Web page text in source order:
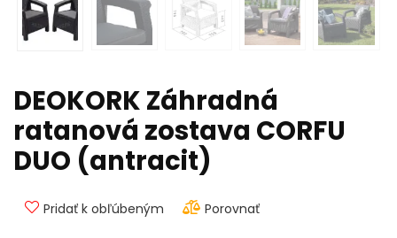
DEOKORK Záhradná
ratanová zostava CORFU
DUO (antracit)
Pridať k obľúbeným Porovnať